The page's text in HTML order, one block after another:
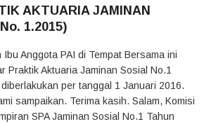
AKTUARIA JAMINAN
1.2015)
Anggota PAI di Tempat Bersama ini
Praktik Aktuaria Jaminan Sosial No.1
per tanggal 1 Januari 2016.
sampaikan. Terima kasih. Salam, Komisi
SPA Jaminan Sosial No.1 Tahun